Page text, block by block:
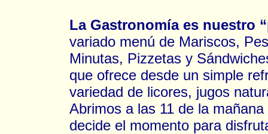
La Gastronomía es nuestro
variado menú de Mariscos,
Minutas, Pizzetas y
que ofrece desde un simple
variedad de licores, jugos
Abrimos a las 11 de la
decide el momento para